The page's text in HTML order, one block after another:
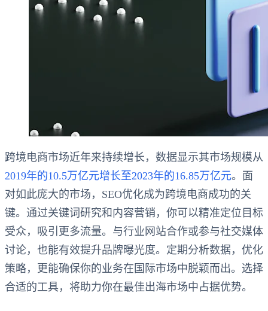
跨境电商市场近年来持续增长，数据显示其市场规模从
2019年的10.5万亿元增长至2023年的16.85万亿元。面
对如此庞大的市场，SEO优化成为跨境电商成功的关
键。通过关键词研究和内容营销，你可以精准定位目标
受众，吸引更多流量。与行业网站合作或参与社交媒体
讨论，也能有效提升品牌曝光度。定期分析数据，优化
策略，更能确保你的业务在国际市场中脱颖而出。选择
合适的工具，将助力你在最佳出海市场中占据优势。